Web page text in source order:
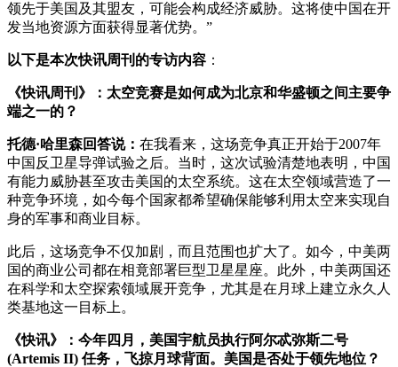
领先于美国及其盟友，可能会构成经济威胁。这将使中国在开
发当地资源方面获得显著优势。”
以下是本次快讯周刊的专访内容 ：
《快讯周刊》：太空竞赛是如何成为北京和华盛顿之间主要争
端之一的？
托德·哈里森回答说： 在我看来，这场竞争真正开始于2007年
中国反卫星导弹试验之后。当时，这次试验清楚地表明，中国
有能力威胁甚至攻击美国的太空系统。这在太空领域营造了一
种竞争环境，如今每个国家都希望确保能够利用太空来实现自
身的军事和商业目标。
此后，这场竞争不仅加剧，而且范围也扩大了。如今，中美两
国的商业公司都在相竟部署巨型卫星星座。此外，中美两国还
在科学和太空探索领域展开竞争，尤其是在月球上建立永久人
类基地这一目标上。
《快讯》：今年四月，美国宇航员执行阿尔忒弥斯二号
(Artemis II) 任务，飞掠月球背面。美国是否处于领先地位？